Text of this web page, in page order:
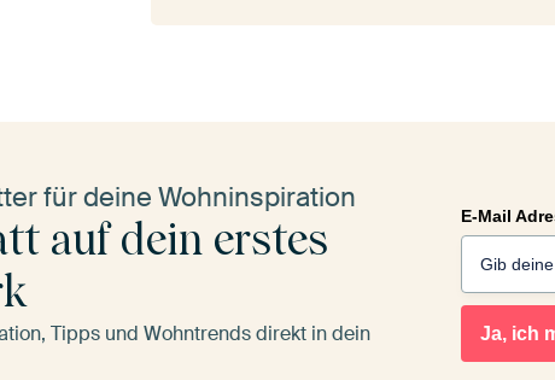
für deine Wohninspiration
auf dein erstes
Tipps und Wohntrends direkt in dein
E-Mail
Ja, ich